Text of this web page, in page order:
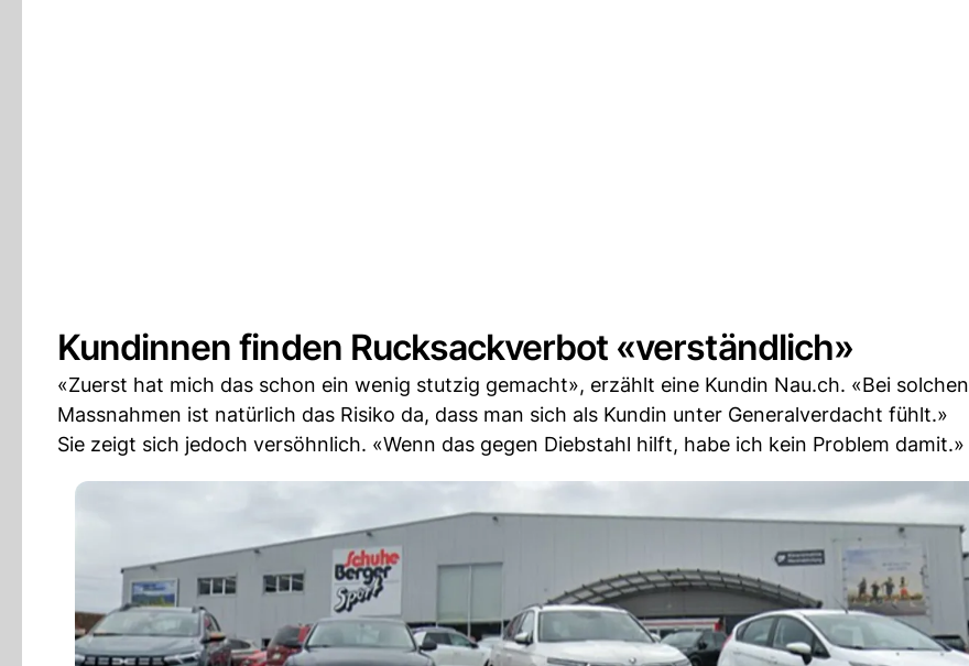
Kundinnen finden Rucksackverbot «verständlich»
«Zuerst hat mich das schon ein wenig stutzig gemacht», erzählt eine Kundin Nau.ch. «Bei solchen
Massnahmen ist natürlich das Risiko da, dass man sich als Kundin unter Generalverdacht fühlt.»
Sie zeigt sich jedoch versöhnlich. «Wenn das gegen Diebstahl hilft, habe ich kein Problem damit.»